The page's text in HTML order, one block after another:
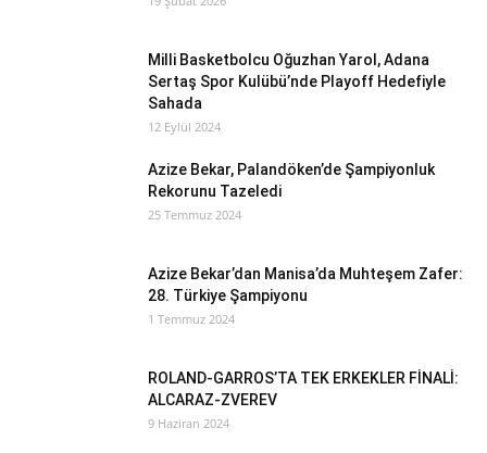
Milli Basketbolcu Oğuzhan Yarol, Adana
Sertaş Spor Kulübü’nde Playoff Hedefiyle
Sahada
12 Eylül 2024
Azize Bekar, Palandöken’de Şampiyonluk
Rekorunu Tazeledi
25 Temmuz 2024
Azize Bekar’dan Manisa’da Muhteşem Zafer:
28. Türkiye Şampiyonu
1 Temmuz 2024
ROLAND-GARROS’TA TEK ERKEKLER FİNALİ:
ALCARAZ-ZVEREV
9 Haziran 2024